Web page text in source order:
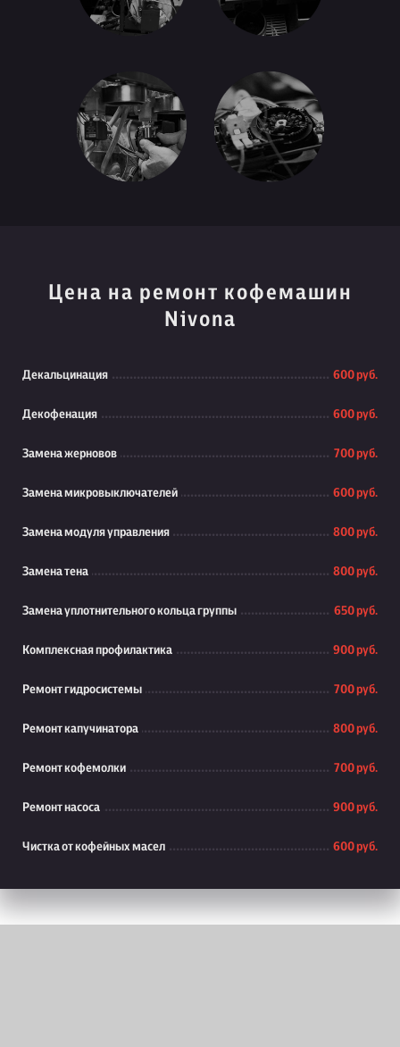
Цена на ремонт кофемашин
Nivona
Декальцинация 600 руб.
Декофенация 600 руб.
Замена жерновов 700 руб.
Замена микровыключателей 600 руб.
Замена модуля управления 800 руб.
Замена тена 800 руб.
Замена уплотнительного кольца группы 650 руб.
Комплексная профилактика 900 руб.
Ремонт гидросистемы 700 руб.
Ремонт капучинатора 800 руб.
Ремонт кофемолки 700 руб.
Ремонт насоса 900 руб.
Чистка от кофейных масел 600 руб.